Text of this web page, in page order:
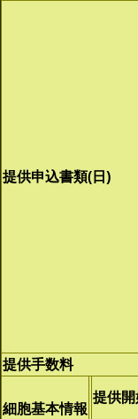
提供申込書類(日)
提供手数料
細胞基本情報
提供